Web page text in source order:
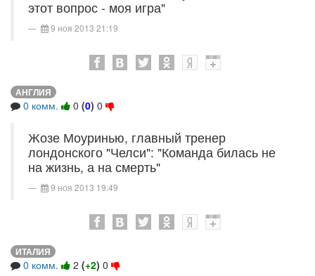
этот вопрос - моя игра"
9 ноя 2013 21:19
АНГЛИЯ
0 комм. 0 (0) 0
Жозе Моуринью, главный тренер
лондонского "Челси": "Команда билась не
на жизнь, а на смерть"
9 ноя 2013 19:49
ИТАЛИЯ
0 комм. 2 (+2) 0